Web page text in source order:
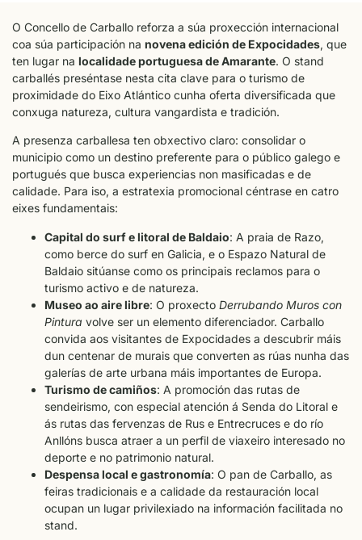
O Concello de Carballo reforza a súa proxección internacional
coa súa participación na novena edición de Expocidades, que
ten lugar na localidade portuguesa de Amarante. O stand
carballés preséntase nesta cita clave para o turismo de
proximidade do Eixo Atlántico cunha oferta diversificada que
conxuga natureza, cultura vangardista e tradición.
A presenza carballesa ten obxectivo claro: consolidar o
municipio como un destino preferente para o público galego e
portugués que busca experiencias non masificadas e de
calidade. Para iso, a estratexia promocional céntrase en catro
eixes fundamentais:
Capital do surf e litoral de Baldaio: A praia de Razo,
como berce do surf en Galicia, e o Espazo Natural de
Baldaio sitúanse como os principais reclamos para o
turismo activo e de natureza.
Museo ao aire libre: O proxecto Derrubando Muros con
Pintura volve ser un elemento diferenciador. Carballo
convida aos visitantes de Expocidades a descubrir máis
dun centenar de murais que converten as rúas nunha das
galerías de arte urbana máis importantes de Europa.
Turismo de camiños: A promoción das rutas de
sendeirismo, con especial atención á Senda do Litoral e
ás rutas das fervenzas de Rus e Entrecruces e do río
Anllóns busca atraer a un perfil de viaxeiro interesado no
deporte e no patrimonio natural.
Despensa local e gastronomía: O pan de Carballo, as
feiras tradicionais e a calidade da restauración local
ocupan un lugar privilexiado na información facilitada no
stand.